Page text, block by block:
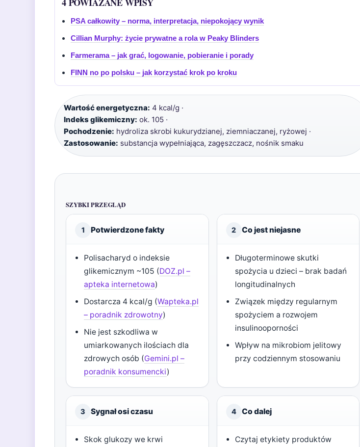
PSA całkowity – norma, interpretacja, niepokojący wynik
Cillian Murphy: życie prywatne a rola w Peaky Blinders
Farmerama – jak grać, logowanie, pobieranie i porady
FINN no po polsku – jak korzystać krok po kroku
Wartość energetyczna: 4 kcal/g ·
Indeks glikemiczny: ok. 105 ·
Pochodzenie: hydroliza skrobi kukurydzianej, ziemniaczanej, ryżowej ·
Zastosowanie: substancja wypełniająca, zagęszczacz, nośnik smaku
SZYBKI PRZEGLĄD
1 Potwierdzone fakty
Polisacharyd o indeksie
glikemicznym ~105 (DOZ.pl –
apteka internetowa)
Dostarcza 4 kcal/g (Wapteka.pl
– poradnik zdrowotny)
Nie jest szkodliwa w
umiarkowanych ilościach dla
zdrowych osób (Gemini.pl –
poradnik konsumencki)
2 Co jest niejasne
Długoterminowe skutki
spożycia u dzieci – brak badań
longitudinalnych
Związek między regularnym
spożyciem a rozwojem
insulinooporności
Wpływ na mikrobiom jelitowy
przy codziennym stosowaniu
3 Sygnał osi czasu
Skok glukozy we krwi
4 Co dalej
Czytaj etykiety produktów